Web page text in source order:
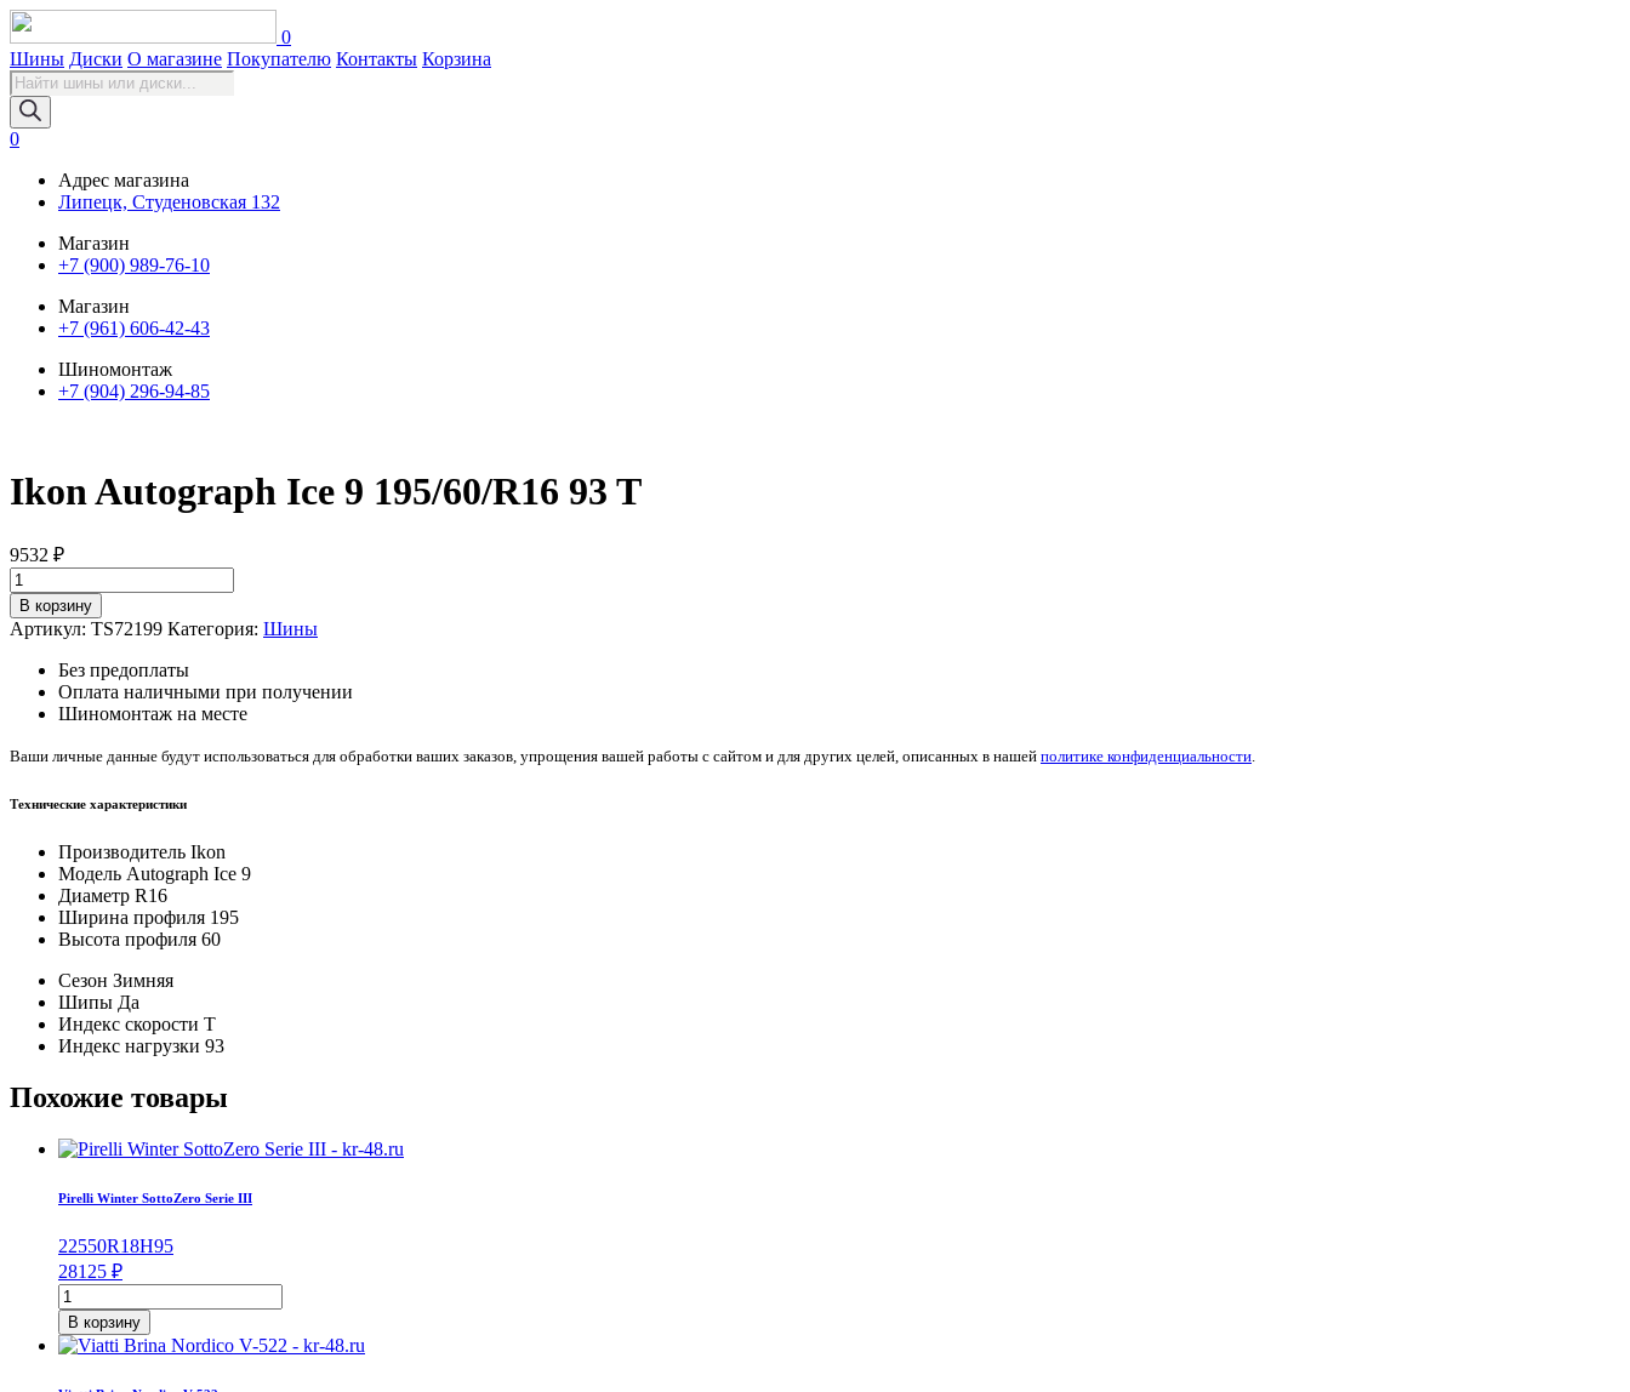
0
Шины Диски О магазине Покупателю Контакты Корзина
Поиск
товаров
0
Адрес магазина
Липецк, Студеновская 132
Магазин
+7 (900) 989-76-10
Магазин
+7 (961) 606-42-43
Шиномонтаж
+7 (904) 296-94-85
Ikon Autograph Ice 9 195/60/R16 93 T
9532 ₽
Количество
товара
Ikon
Autograph
195/60/R16
T
В корзину
Артикул: TS72199 Категория: Шины
Без предоплаты
Оплата наличными при получении
Шиномонтаж на месте
Ваши личные данные будут использоваться для обработки ваших заказов, упрощения вашей работы с сайтом и для других целей, описанных в нашей политике конфиденциальности
Технические характеристики
Производитель Ikon
Модель Autograph Ice 9
Диаметр R16
Ширина профиля 195
Высота профиля 60
Сезон Зимняя
Шипы Да
Индекс скорости T
Индекс нагрузки 93
Похожие товары
Pirelli Winter SottoZero Serie III
22550R18H95
28125 ₽
Количество
товара
Pirelli
Winter
В корзину